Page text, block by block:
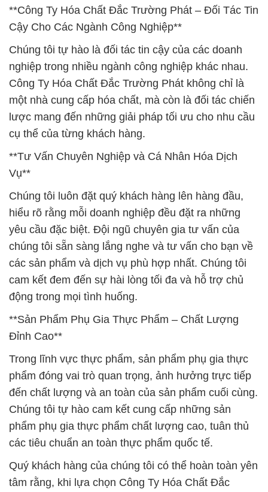
**Công Ty Hóa Chất Đắc Trường Phát – Đối Tác Tin
Cậy Cho Các Ngành Công Nghiệp**
Chúng tôi tự hào là đối tác tin cậy của các doanh
nghiệp trong nhiều ngành công nghiệp khác nhau.
Công Ty Hóa Chất Đắc Trường Phát không chỉ là
một nhà cung cấp hóa chất, mà còn là đối tác chiến
lược mang đến những giải pháp tối ưu cho nhu cầu
cụ thể của từng khách hàng.
**Tư Vấn Chuyên Nghiệp và Cá Nhân Hóa Dịch
Vụ**
Chúng tôi luôn đặt quý khách hàng lên hàng đầu,
hiểu rõ rằng mỗi doanh nghiệp đều đặt ra những
yêu cầu đặc biệt. Đội ngũ chuyên gia tư vấn của
chúng tôi sẵn sàng lắng nghe và tư vấn cho bạn về
các sản phẩm và dịch vụ phù hợp nhất. Chúng tôi
cam kết đem đến sự hài lòng tối đa và hỗ trợ chủ
động trong mọi tình huống.
**Sản Phẩm Phụ Gia Thực Phẩm – Chất Lượng
Đỉnh Cao**
Trong lĩnh vực thực phẩm, sản phẩm phụ gia thực
phẩm đóng vai trò quan trọng, ảnh hưởng trực tiếp
đến chất lượng và an toàn của sản phẩm cuối cùng.
Chúng tôi tự hào cam kết cung cấp những sản
phẩm phụ gia thực phẩm chất lượng cao, tuân thủ
các tiêu chuẩn an toàn thực phẩm quốc tế.
Quý khách hàng của chúng tôi có thể hoàn toàn yên
tâm rằng, khi lựa chọn Công Ty Hóa Chất Đắc